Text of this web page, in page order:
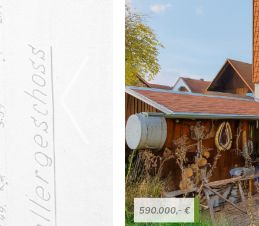
590.000,- €